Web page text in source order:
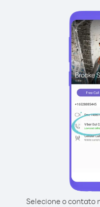
Selecione o contato